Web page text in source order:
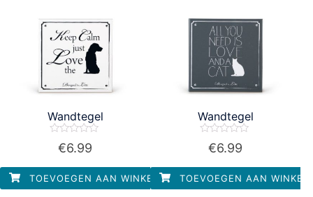
Wandtegel
Waardering
5
€6.99
TOEVOEGEN AAN WINKELWAGEN
Wandtegel
Waardering
5
€6.99
TOEVOEGEN AAN